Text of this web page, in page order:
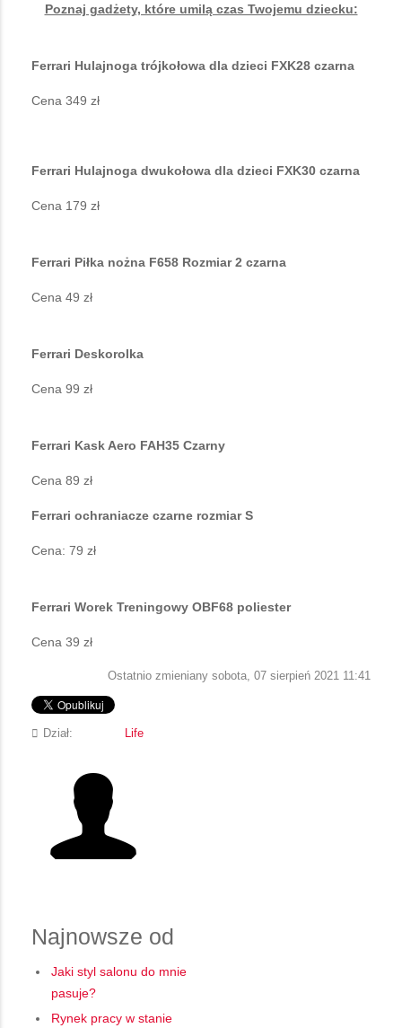
Poznaj gadżety, które umilą czas Twojemu dziecku:
Ferrari Hulajnoga trójkołowa dla dzieci FXK28 czarna
Cena 349 zł
Ferrari Hulajnoga dwukołowa dla dzieci FXK30 czarna
Cena 179 zł
Ferrari Piłka nożna F658 Rozmiar 2 czarna
Cena 49 zł
Ferrari Deskorolka
Cena 99 zł
Ferrari Kask Aero FAH35 Czarny
Cena 89 zł
Ferrari ochraniacze czarne rozmiar S
Cena: 79 zł
Ferrari Worek Treningowy OBF68 poliester
Cena 39 zł
Ostatnio zmieniany sobota, 07 sierpień 2021 11:41
Dział: Life
Najnowsze od
Jaki styl salonu do mnie
pasuje?
Rynek pracy w stanie